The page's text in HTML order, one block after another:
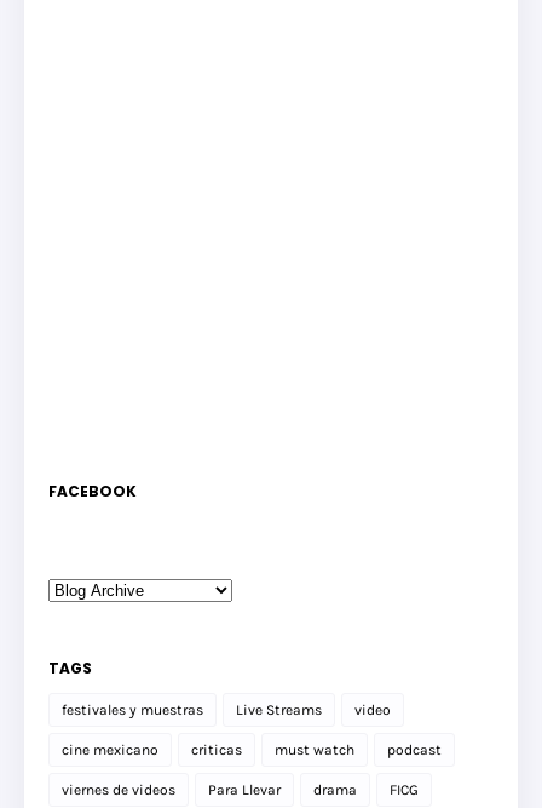
FACEBOOK
TAGS
festivales y muestras Live Streams video
cine mexicano criticas must watch podcast
viernes de videos Para Llevar drama FICG